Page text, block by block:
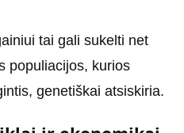
tai gali sukelti net
populiacijos, kurios
genetiškai atsiskiria.